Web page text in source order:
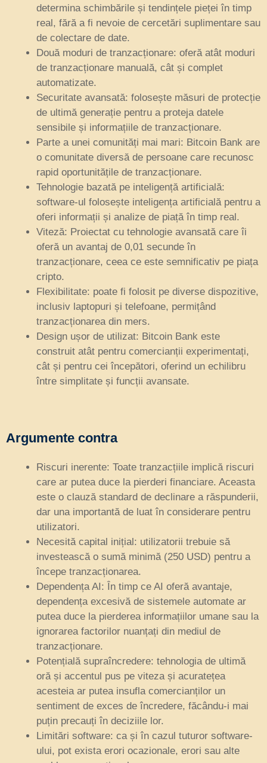
determina schimbările și tendințele pieței în timp
real, fără a fi nevoie de cercetări suplimentare sau
de colectare de date.
Două moduri de tranzacționare: oferă atât moduri
de tranzacționare manuală, cât și complet
automatizate.
Securitate avansată: folosește măsuri de protecție
de ultimă generație pentru a proteja datele
sensibile și informațiile de tranzacționare.
Parte a unei comunități mai mari: Bitcoin Bank are
o comunitate diversă de persoane care recunosc
rapid oportunitățile de tranzacționare.
Tehnologie bazată pe inteligență artificială:
software-ul folosește inteligența artificială pentru a
oferi informații și analize de piață în timp real.
Viteză: Proiectat cu tehnologie avansată care îi
oferă un avantaj de 0,01 secunde în
tranzacționare, ceea ce este semnificativ pe piața
cripto.
Flexibilitate: poate fi folosit pe diverse dispozitive,
inclusiv laptopuri și telefoane, permițând
tranzacționarea din mers.
Design ușor de utilizat: Bitcoin Bank este
construit atât pentru comercianții experimentați,
cât și pentru cei începători, oferind un echilibru
între simplitate și funcții avansate.
Argumente contra
Riscuri inerente: Toate tranzacțiile implică riscuri
care ar putea duce la pierderi financiare. Aceasta
este o clauză standard de declinare a răspunderii,
dar una importantă de luat în considerare pentru
utilizatori.
Necesită capital inițial: utilizatorii trebuie să
investească o sumă minimă (250 USD) pentru a
începe tranzacționarea.
Dependența AI: În timp ce AI oferă avantaje,
dependența excesivă de sistemele automate ar
putea duce la pierderea informațiilor umane sau la
ignorarea factorilor nuanțați din mediul de
tranzacționare.
Potențială supraîncredere: tehnologia de ultimă
oră și accentul pus pe viteza și acuratețea
acesteia ar putea insufla comercianților un
sentiment de exces de încredere, făcându-i mai
puțin precauți în deciziile lor.
Limitări software: ca și în cazul tuturor software-
ului, pot exista erori ocazionale, erori sau alte